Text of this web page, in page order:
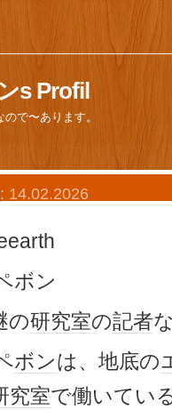
s Profil
で〜あります。
14.02.2026
ボン
の研究室の記者
ボンは、地底の
究室で働いてい